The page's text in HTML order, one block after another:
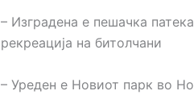
– Изградена е пешачка
рекреација на битолчани
– Уреден е Новиот парк во